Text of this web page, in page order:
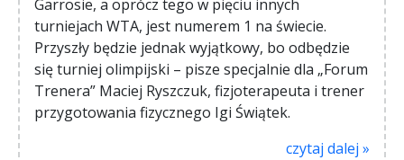
Garrosie, a oprócz tego w pięciu innych
turniejach WTA, jest numerem 1 na świecie.
Przyszły będzie jednak wyjątkowy, bo odbędzie
się turniej olimpijski – pisze specjalnie dla „Forum
Trenera” Maciej Ryszczuk, fizjoterapeuta i trener
przygotowania fizycznego Igi Świątek.
czytaj dalej »